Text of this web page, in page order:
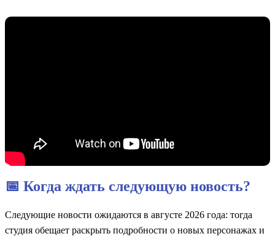
📅 Когда ждать следующую новость?
Следующие новости ожидаются в августе 2026 года: тогда
студия обещает раскрыть подробности о новых персонажах и